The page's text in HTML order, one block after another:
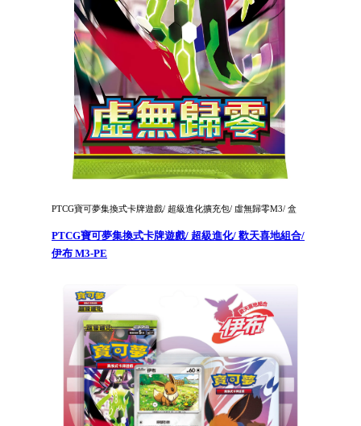
PTCG寶可夢集換式卡牌遊戲/ 超級進化擴充包/ 虛無歸零M3/ 盒
PTCG寶可夢集換式卡牌遊戲/ 超級進化/ 歡天喜地組合/
伊布 M3-PE